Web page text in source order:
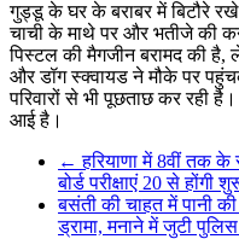
गुड्डू के घर के बराबर में बिटौरे रखे
चाची के माथे पर और भतीजे की
पिस्टल की मैगजीन बरामद की है,
और डॉग स्क्वायड ने मौके पर
परिवारों से भी पूछताछ कर रही
आई है।
← हरियाणा में 8वीं तक
बोर्ड परीक्षाएं 20 से होंगी
बसंती की चाहत में पानी
ड्रामा, मनाने में जुटी पुलिस